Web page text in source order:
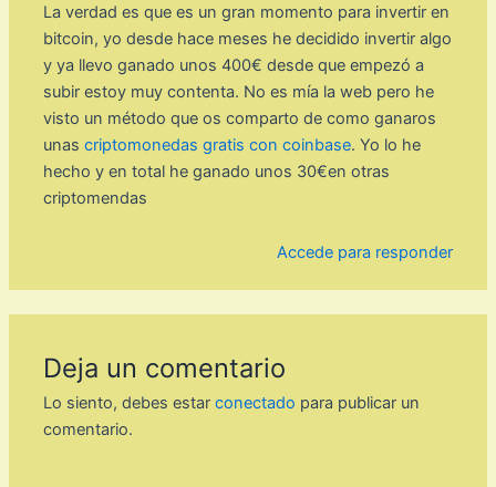
La verdad es que es un gran momento para invertir en
bitcoin, yo desde hace meses he decidido invertir algo
y ya llevo ganado unos 400€ desde que empezó a
subir estoy muy contenta. No es mía la web pero he
visto un método que os comparto de como ganaros
unascriptomonedas gratis con coinbase. Yo lo he
hecho y en total he ganado unos 30€en otras
criptomendas
Accede para responder
Deja un comentario
Lo siento, debes estarconectado para publicar un
comentario.